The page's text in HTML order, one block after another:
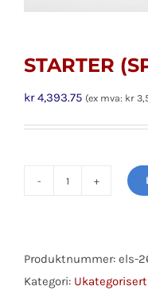
STARTER
kr4,393.75 (ex mva: kr
50
antall
Produktnummer: els-
Kategori: Ukategorisert